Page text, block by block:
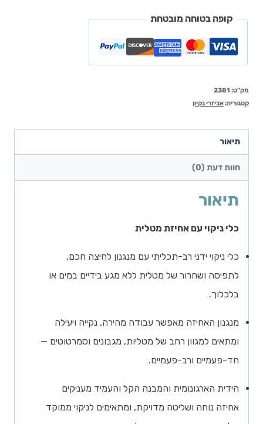
קופה בטוחה מובטחת
מק"ט: 2381
קטגוריה:אביזרי נקיון
תיאור
חוות דעת (0)
תיאור
כלי ניקוי עם אחיזת מטלית
כלי ניקוי ידני רב-תכליתי עם מנגנון לחיצה חכם,
לתפיסה ושחרור של מטלית ללא מגע בידיים במים או
בלכלוך.
מנגנון האחיזה מאפשר עבודה מהירה, נקייה ויעילה
ומתאים למגוון רחב של מטליות, מגבונים וסמרטוטים —
חד-פעמיים ורב-פעמיים.
הידית הארגונומית והמבנה הקל והעמיד מעניקים
אחיזה נוחה ושליטה מדויקת, ומתאימים לניקוי ממוקד